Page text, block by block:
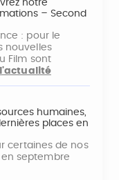
notre
– Second
: pour le
nouvelles
Film sont
l'actualité
humaines,
places en
certaines de nos
septembre